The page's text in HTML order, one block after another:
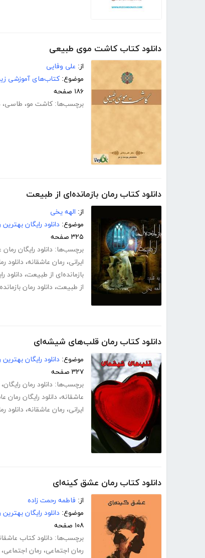
دانلود کتاب کاشت موی طبیعی
از: علی وفایی
موضوع: کتاب‌های آموزشی
۱۸۶ صفحه
برچسب‌ها: کاشت مو، طاسی،
دانلود کتاب رمان بازمانده‌ای از طبیعت
از: الهه یخی
موضوع: دانلود رایگان بهترین
۳۲۵ صفحه
برچسب‌ها: دانلود رایگان
ایرانی، رمان عاشقانه، دانلود
بازمانده‌ای از طبیعت، دانلود
از طبیعت، دانلود رمان
دانلود کتاب رمان قلب‌های شیشه‌ای
موضوع: دانلود رایگان بهترین
۳۲۷ صفحه
برچسب‌ها: دانلود رمان رایگان،
عاشقانه، دانلود رایگان رمان
ایرانی، رمان عاشقانه، دانلود
دانلود کتاب رمان عشق کینه‌ای
از: فاطمه رحمت زاده
موضوع: دانلود رایگان بهترین
۱۰۸ صفحه
برچسب‌ها: دانلود کتاب
رمان اجتماعی، رمان اجتماعی،